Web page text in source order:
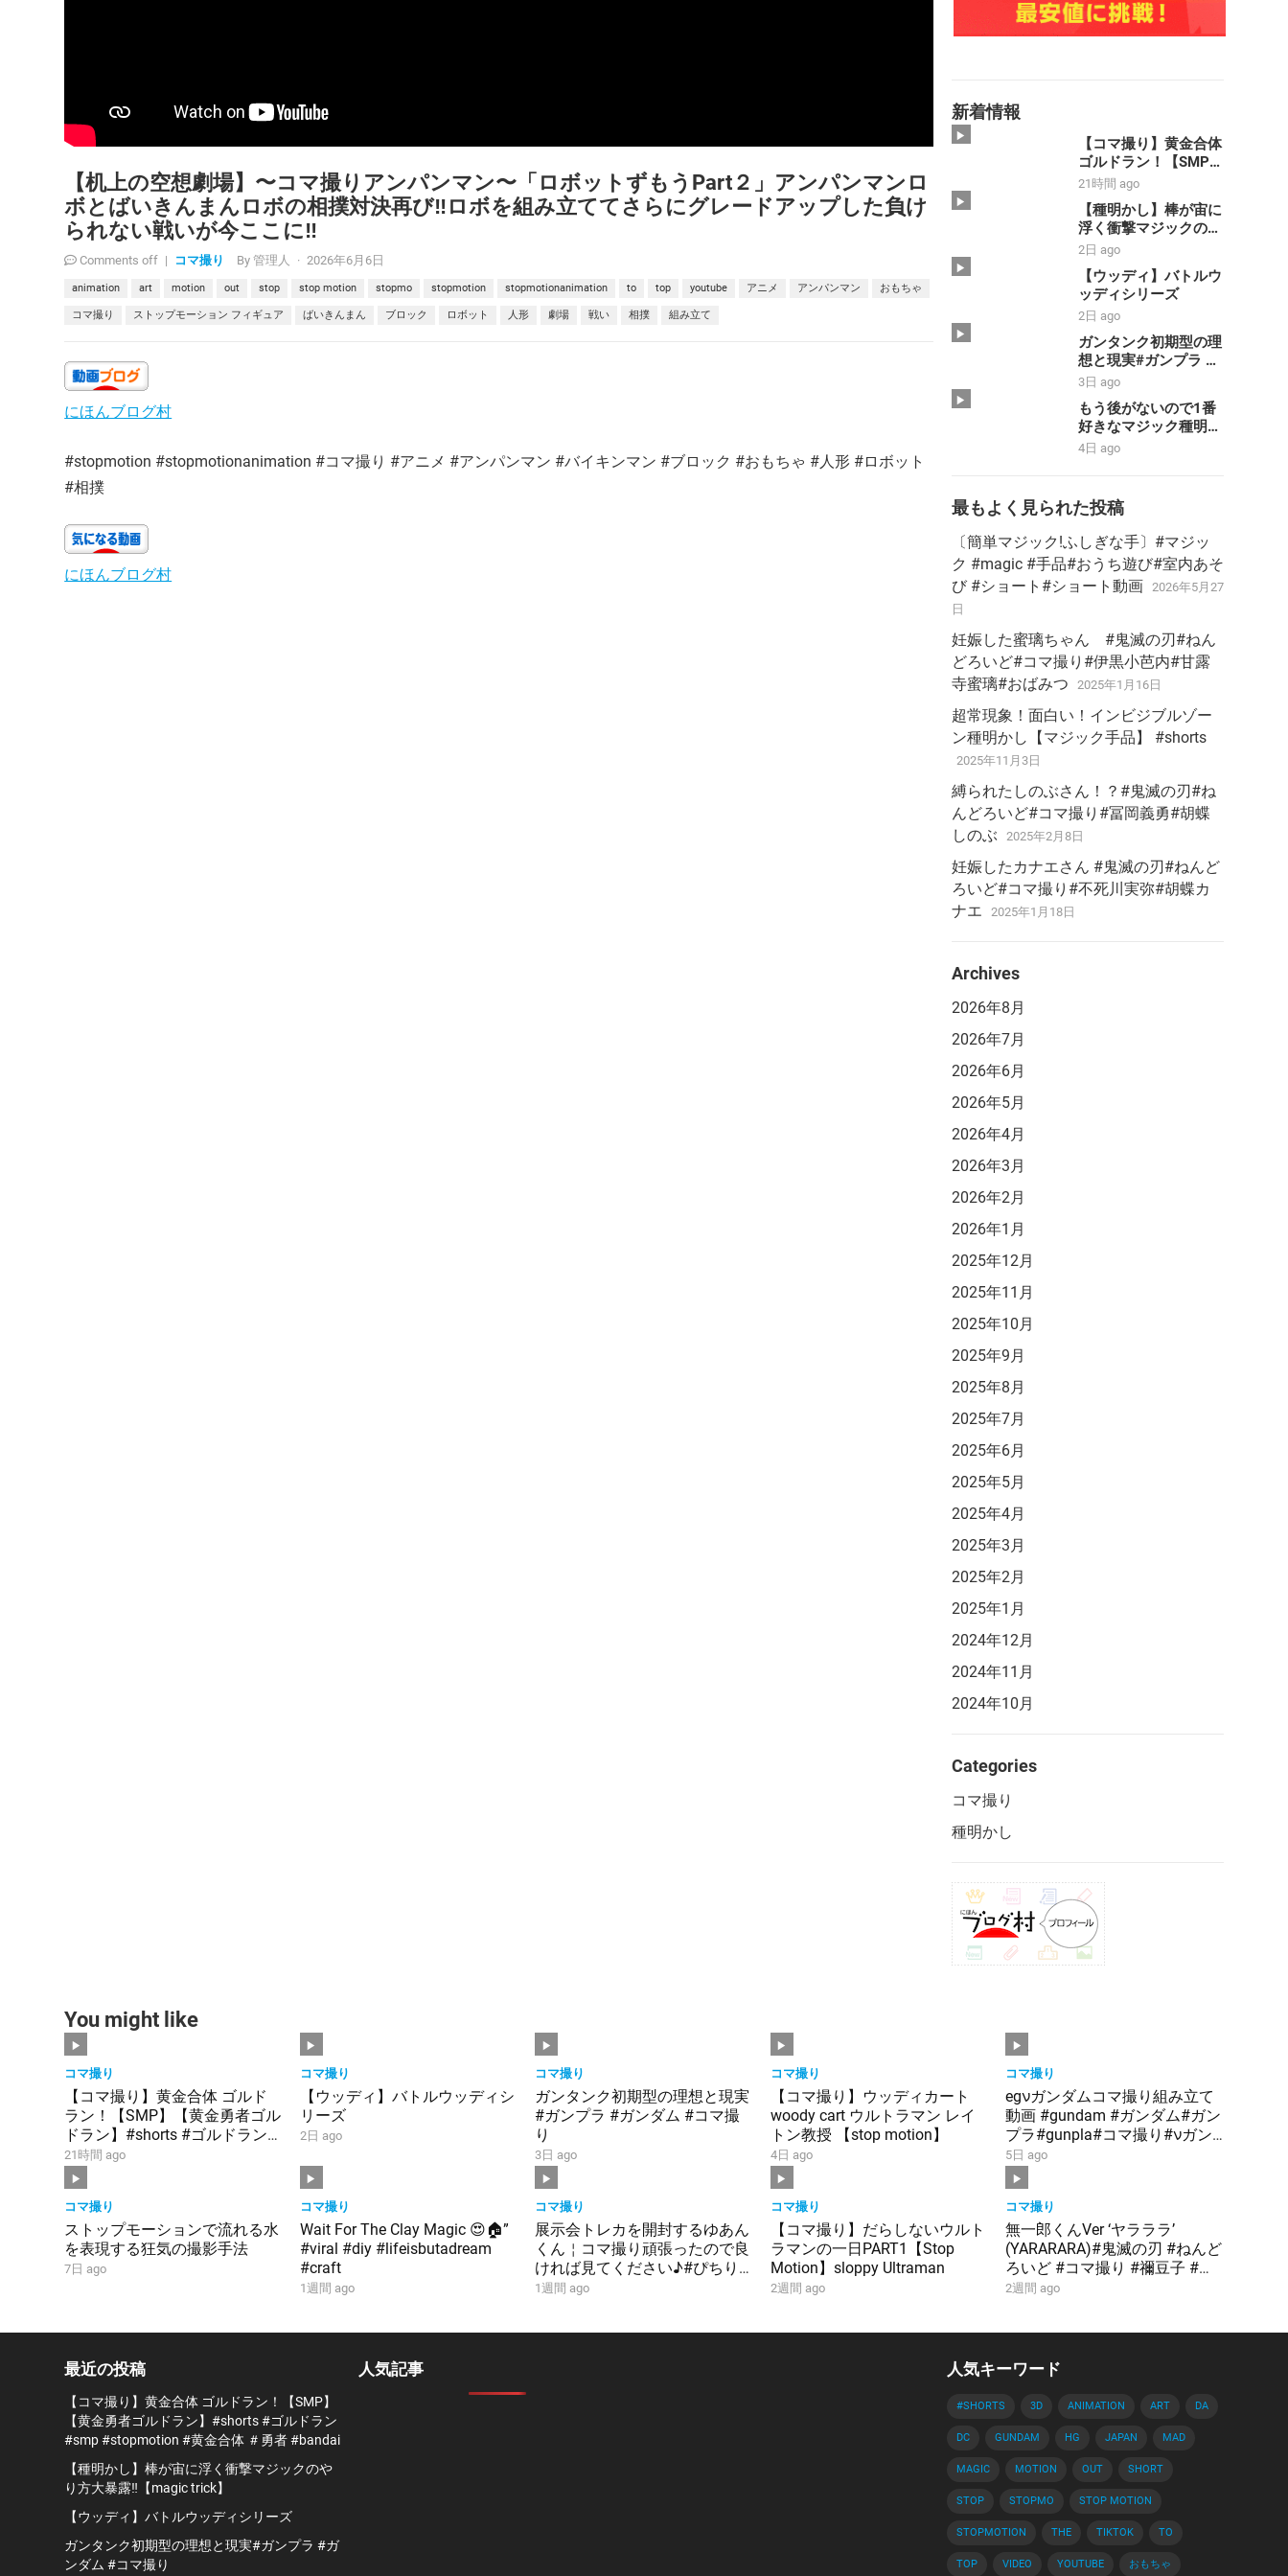
【机上の空想劇場】〜コマ撮りアンパンマン〜「ロボットずもうPart２」アンパンマンロ
ボとばいきんまんロボの相撲対決再び‼︎ロボを組み立ててさらにグレードアップした負け
られない戦いが今ここに‼︎
Comments off | コマ撮り By管理人 · 2026年6月6日
animation art motion out stop stop motion stopmo stopmotion stopmotionanimation to top youtube アニメ アンパンマン おもちゃ
コマ撮り ストップモーション フィギュア ばいきんまん ブロック ロボット 人形 劇場 戦い 相撲 組み立て
にほんブログ村
#stopmotion #stopmotionanimation #コマ撮り #アニメ #アンパンマン #バイキンマン #ブロック #おもちゃ #人形 #ロボット
#相撲
にほんブログ村
新着情報
【コマ撮り】黄金合体
ゴルドラン！【SMP】
【黄金勇者ゴルドラ
ン】#shorts #ゴルド
ラン #smp
#stopmotion #黄金合
21時間 ago
【種明かし】棒が宙に
浮く衝撃マジックのや
り方大暴露‼️【magic
trick】
2日 ago
【ウッディ】バトルウ
ッディシリーズ
2日 ago
ガンタンク初期型の理
想と現実#ガンプラ #
ガンダム #コマ撮り
3日 ago
もう後がないので1番
好きなマジック種明か
ししちゃうわ#shorts
4日 ago
最もよく見られた投稿
〔簡単マジック!ふしぎな手〕#マジッ
ク #magic #手品#おうち遊び#室内あそ
び #ショート#ショート動画
2026年5月27
日
妊娠した蜜璃ちゃん #鬼滅の刃#ねん
どろいど#コマ撮り#伊黒小芭内#甘露
寺蜜璃#おばみつ
2025年1月16日
超常現象！面白い！インビジブルゾー
ン種明かし【マジック手品】 #shorts
2025年11月3日
縛られたしのぶさん！？#鬼滅の刃#ね
んどろいど#コマ撮り#冨岡義勇#胡蝶
しのぶ
2025年2月8日
妊娠したカナエさん #鬼滅の刃#ねんど
ろいど#コマ撮り#不死川実弥#胡蝶カ
ナエ
2025年1月18日
Archives
2026年8月
2026年7月
2026年6月
2026年5月
2026年4月
2026年3月
2026年2月
2026年1月
2025年12月
2025年11月
2025年10月
2025年9月
2025年8月
2025年7月
2025年6月
2025年5月
2025年4月
2025年3月
2025年2月
2025年1月
2024年12月
2024年11月
2024年10月
Categories
コマ撮り
種明かし
You might like
コマ撮り
【コマ撮り】黄金合体 ゴルド
ラン！【SMP】【黄金勇者ゴル
ドラン】#shorts #ゴルドラン
#smp #stopmotion #黄金合体
21時間 ago
コマ撮り
【ウッディ】バトルウッディシ
リーズ
2日 ago
コマ撮り
ガンタンク初期型の理想と現実
#ガンプラ #ガンダム #コマ撮
り
3日 ago
コマ撮り
【コマ撮り】ウッディカート
woody cart ウルトラマン レイ
トン教授 【stop motion】
4日 ago
コマ撮り
egνガンダムコマ撮り組み立て
動画 #gundam #ガンダム#ガン
プラ#gunpla#コマ撮り#νガン
ダム#シャア#逆襲のシャア
5日 ago
コマ撮り
ストップモーションで流れる水
を表現する狂気の撮影手法
7日 ago
コマ撮り
Wait For The Clay Magic 😍🏠”
#viral #diy #lifeisbutadream
#craft
1週間 ago
コマ撮り
展示会トレカを開封するゆあん
くん￤コマ撮り頑張ったので良
ければ見てください♪#ぴちり
す #からぴち #ゆあんくん #グ
1週間 ago
コマ撮り
【コマ撮り】だらしないウルト
ラマンの一日PART1【Stop
Motion】sloppy Ultraman
2週間 ago
コマ撮り
無一郎くんVer ‘ヤラララ’
(YARARARA)#鬼滅の刃 #ねんど
ろいど #コマ撮り #禰豆子 #炭
治郎 #胡蝶しのぶ #時透無一郎
2週間 ago
最近の投稿
【コマ撮り】黄金合体 ゴルドラン！【SMP】
【黄金勇者ゴルドラン】#shorts #ゴルドラン
#smp #stopmotion #黄金合体 ＃勇者 #bandai
【種明かし】棒が宙に浮く衝撃マジックのや
り方大暴露‼️【magic trick】
【ウッディ】バトルウッディシリーズ
ガンタンク初期型の理想と現実#ガンプラ #ガ
ンダム #コマ撮り
人気記事 人気キーワード
#SHORTS 3D ANIMATION ART DA
DC GUNDAM HG JAPAN MAD
MAGIC MOTION OUT SHORT
STOP STOPMO STOP MOTION
STOPMOTION THE TIKTOK TO
TOP VIDEO YOUTUBE おもちゃ